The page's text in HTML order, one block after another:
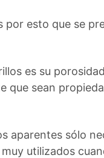
esto que se
es su
que sean
aparentes sólo
utilizados